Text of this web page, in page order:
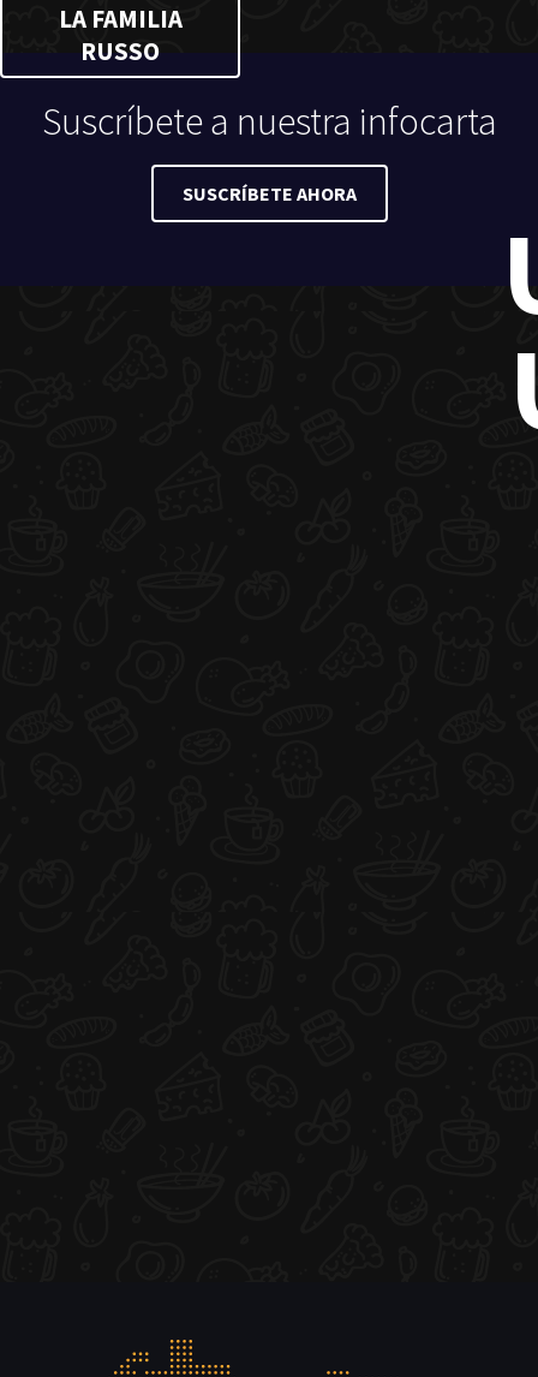
LA FAMILIA
RUSSO
Suscríbete a nuestra infocarta
SUSCRÍBETE AHORA